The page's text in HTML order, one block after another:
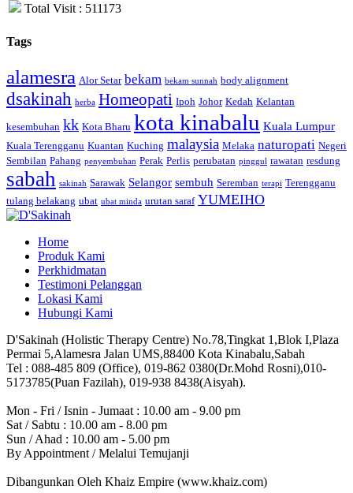
Total Visit : 511173
Tags
alamesra Alor Setar bekam bekam sunnah body alignment
dsakinah herba Homeopati Ipoh Johor Kedah Kelantan
kesembuhan kk Kota Bharu kota kinabalu Kuala Lumpur
Kuala Terengganu Kuantan Kuching malaysia Melaka naturopati Negeri
Sembilan Pahang penyembuhan Perak Perlis perubatan pinggul rawatan resdung
sabah sakinah Sarawak Selangor sembuh Seremban terapi Terengganu
tulang belakang ubat ubat minda urutan saraf YUMEIHO
Home
Produk Kami
Perkhidmatan
Testimoni Pelanggan
Lokasi Kami
Hubungi Kami
D'Sakinah (Holistic Therapy Centre) No.78,Tingkat 1,Blok I,Plaza
Permai 5,Alamesra Jalan UMS,88400 Kota Kinabalu,Sabah
Tel : 088-485 809 (Office), 019-862 0380(Dr.Mohd Rosni),010-
5173785(Puan Fazilah), 019-938 8438(Aisyah).
Mon - Fri / Isnin - Jumaat : 10.00 am - 9.00 pm
Sat / Sabtu : 10.00 am - 8.00 pm
Sun / Ahad : 10.00 am - 5.00 pm
By Appointment / Melalui Temujanji
Dibangunkan Oleh Khaiz Empire (www.khaiz.com)